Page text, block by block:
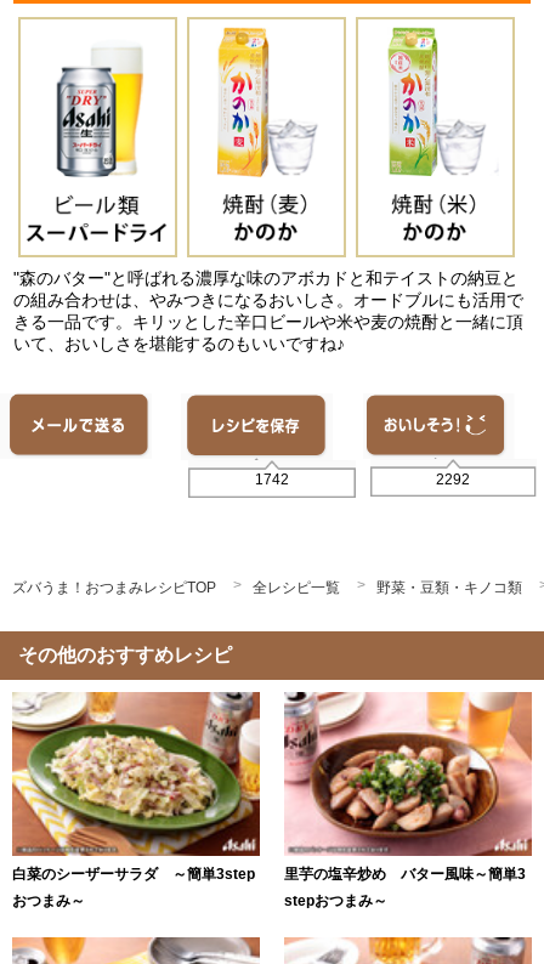
"森のバター"と呼ばれる濃厚な味のアボカドと和テイストの納豆と
の組み合わせは、やみつきになるおいしさ。オードブルにも活用で
きる一品です。キリッとした辛口ビールや米や麦の焼酎と一緒に頂
いて、おいしさを堪能するのもいいですね♪
1742 2292
ズバうま！おつまみレシピTOP 全レシピ一覧 野菜・豆類・キノコ類
その他のおすすめレシピ
白菜のシーザーサラダ ～簡単3step
おつまみ～
里芋の塩辛炒め バター風味～簡単3
stepおつまみ～